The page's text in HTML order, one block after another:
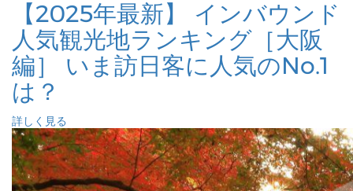
【2025年最新】 インバウンド
人気観光地ランキング［大阪
編］ いま訪日客に人気のNo.1
は？
詳しく見る